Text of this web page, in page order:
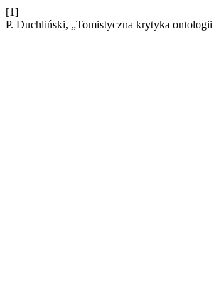
[1]
P. Duchliński, „Tomistyczna krytyka